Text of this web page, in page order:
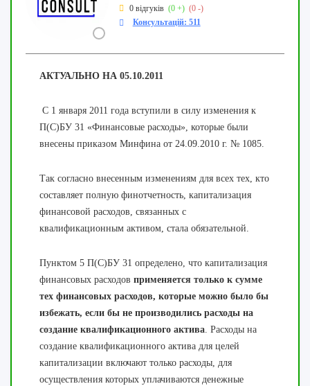
0 відгуків (0 +) (0 -)
Консультацій: 511
АКТУАЛЬНО НА 05.10.2011
С 1 января 2011 года вступили в силу изменения к
П(С)БУ 31 «Финансовые расходы», которые были
внесены приказом Минфина от 24.09.2010 г. № 1085.
Так согласно внесенным изменениям для всех тех, кто
составляет полную финотчетность, капитализация
финансовой расходов, связанных с
квалификационным активом, стала обязательной.
Пунктом 5 П(С)БУ 31 определено, что капитализация
финансовых расходов применяется только к сумме
тех финансовых расходов, которые можно было бы
избежать, если бы не производились расходы на
создание квалификационного актива. Расходы на
создание квалификационного актива для целей
капитализации включают только расходы, для
осуществления которых уплачиваются денежные